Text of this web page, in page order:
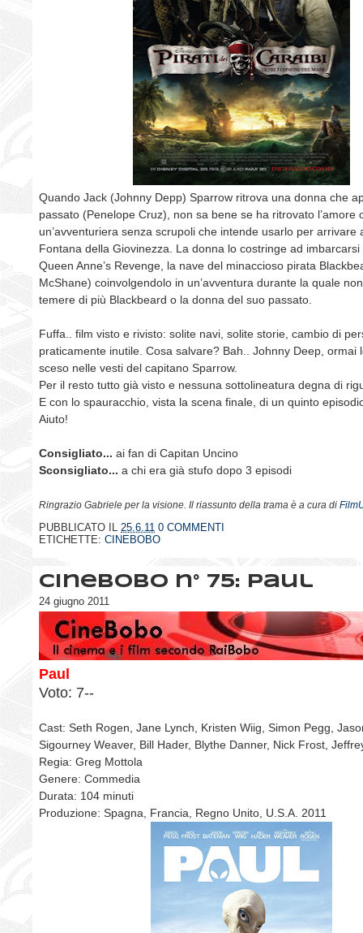
Quando Jack (Johnny Depp) Sparrow ritrova una donna che
passato (Penelope Cruz), non sa bene se ha ritrovato l’amore
un’avventuriera senza scrupoli che intende usarlo per arrivare
Fontana della Giovinezza. La donna lo costringe ad
Queen Anne’s Revenge, la nave del minaccioso pirata
McShane) coinvolgendolo in un’avventura durante la quale
temere di più Blackbeard o la donna del suo passato.
Fuffa.. film visto e rivisto: solite navi, solite storie, cambio di
praticamente inutile. Cosa salvare? Bah.. Johnny Deep, ormai
sceso nelle vesti del capitano Sparrow.
Per il resto tutto già visto e nessuna sottolineatura degna di
E con lo spauracchio, vista la scena finale, di un quinto
Aiuto!
Consigliato... ai fan di Capitan Uncino
Sconsigliato... a chi era già stufo dopo 3 episodi
Ringrazio Gabriele per la visione. Il riassunto della trama è a cura di
PUBBLICATO IL 25.6.11 0 COMMENTI
ETICHETTE: CINEBOBO
CineBobo n° 75: Paul
24 giugno 2011
Paul
Voto: 7--
Cast: Seth Rogen, Jane Lynch, Kristen Wiig, Simon Pegg,
Sigourney Weaver, Bill Hader, Blythe Danner, Nick Frost,
Regia: Greg Mottola
Genere: Commedia
Durata: 104 minuti
Produzione: Spagna, Francia, Regno Unito, U.S.A. 2011